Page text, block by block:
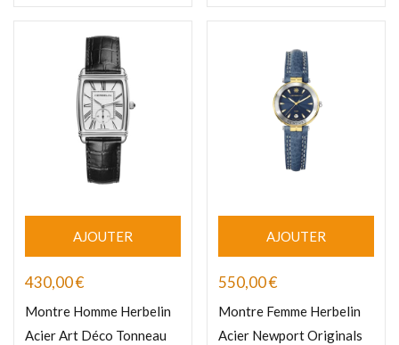
AJOUTER
430,00€
Montre Homme Herbelin
Acier Art Déco Tonneau
AJOUTER
550,00€
Montre Femme Herbelin
Acier Newport Originals